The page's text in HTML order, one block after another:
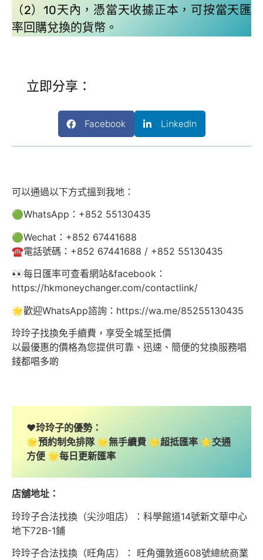
（2）10天內，憑當天收據正本，可按當天匯
率回購兌換的貨幣。
立即分享：
Facebook LinkedIn
可以通過以下方式搵到我地：
🟢WhatsApp：+852 55130435
🟢Wechat：+852 67441688
☎️電話號碼：+852 67441688 / +852 55130435
👀每日匯率可查看網站&facebook：
https://hkmoneychanger.com/contactlink/
🌟歡迎WhatsApp諮詢：https://wa.me/85255130435
玲玲子找換免手續費，享受全城至抵價
以最優惠的價格為您提供可靠、迅速、簡便的兌換服務唱
錢都唱多啲
❤️玲玲子的優勢：
🌟預約制免排隊 🌟無手續費 🌟超抵匯率 🌟交通
方便 🌟每日更新匯率
店舖地址：
玲玲子合法找換（尖沙咀店）：科學館道14號新文華中心
地下72B-1鋪
玲玲子合法找換（旺角店）： 旺角彌敦道608號總統商業